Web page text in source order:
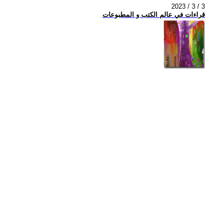
2023 / 3 / 3
قراءات في عالم الكتب و المطبوعات